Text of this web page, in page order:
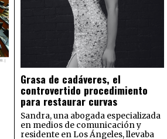
Grasa de cadáveres, el
controvertido procedimiento
para restaurar curvas
Sandra, una abogada especializada
en medios de comunicación y
residente en Los Ángeles, llevaba